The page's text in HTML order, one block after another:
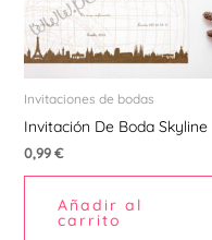
Invitaciones de bodas
Invitación De Boda Skyline
0,99€
Añadir al
carrito